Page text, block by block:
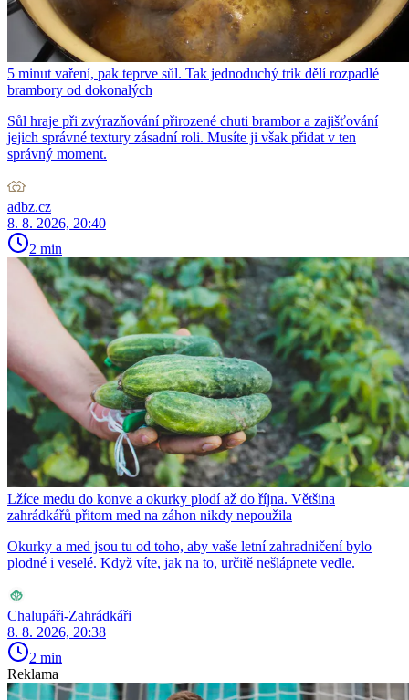
5 minut vaření, pak teprve sůl. Tak jednoduchý trik dělí rozpadlé
brambory od dokonalých
Sůl hraje při zvýrazňování přirozené chuti brambor a zajišťování
jejich správné textury zásadní roli. Musíte ji však přidat v ten
správný moment.
adbz.cz
8. 8. 2026, 20:40
2 min
Lžíce medu do konve a okurky plodí až do října. Většina
zahrádkářů přitom med na záhon nikdy nepoužila
Okurky a med jsou tu od toho, aby vaše letní zahradničení bylo
plodné i veselé. Když víte, jak na to, určitě nešlápnete vedle.
Chalupáři-Zahrádkáři
8. 8. 2026, 20:38
2 min
Reklama